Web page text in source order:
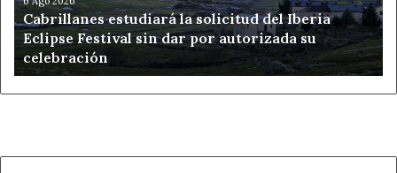
Festival
sin
dar
por
autorizada
Cabrillanes estudiará la solicitud del Iberia
Eclipse Festival sin dar por autorizada su
celebración